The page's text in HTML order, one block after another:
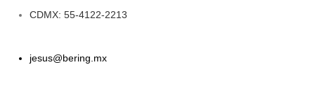
CDMX: 55-4122-2213
jesus@bering.mx